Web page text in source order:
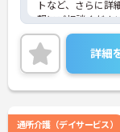
トなど、さらに詳
軽にご相談くださ
詳細
通所介護（デイサービス）